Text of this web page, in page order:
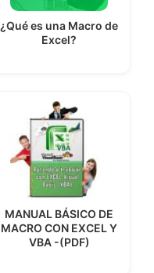
¿Qué es una Macro de
Excel?
MANUAL BÁSICO DE
MACRO CON EXCEL Y
VBA -(PDF)